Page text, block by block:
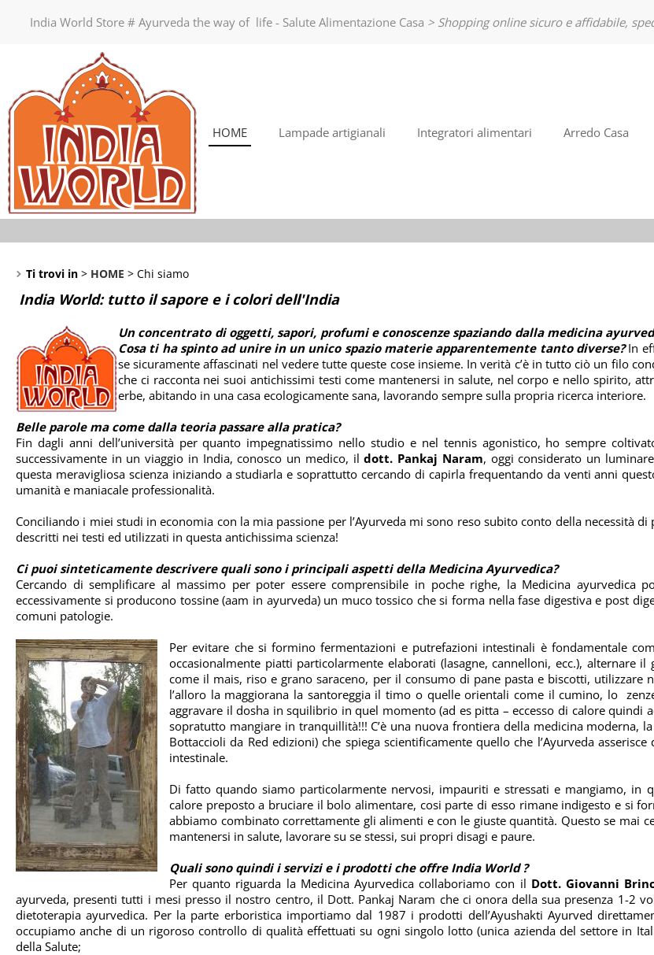
India World Store # Ayurveda the way of life - Salute Alimentazione Casa > Shopping online sicuro e affidabile,
HOME Lampade artigianali Integratori alimentari Arredo Casa
Ti trovi in HOME Chi siamo
India World: tutto il sapore e i colori dell'India
Un concentrato di oggetti, sapori, profumi e conoscenze spaziando dalla medicina
Cosa ti ha spinto ad unire in un unico spazio materie apparentemente tanto diverse?In
se sicuramente affascinati nel vedere tutte queste cose insieme. In verità c’è in tutto ciò un filo
che ci racconta nei suoi antichissimi testi come mantenersi in salute, nel corpo e nello spirito,
erbe, abitando in una casa ecologicamente sana, lavorando sempre sulla propria ricerca interiore.
Belle parole ma come dalla teoria passare alla pratica?
Fin dagli anni dell’università per quanto impegnatissimo nello studio e nel tennis agonistico, ho sempre
successivamente in un viaggio in India, conosco un medico, ildott. Pankaj Naram, oggi considerato un
questa meravigliosa scienza iniziando a studiarla e soprattutto cercando di capirla frequentando da venti anni
umanità e maniacale professionalità.
Conciliando i miei studi in economia con la mia passione per l’Ayurveda mi sono reso subito conto della necessità
descritti nei testi ed utilizzati in questa antichissima scienza!
Ci puoi sinteticamente descrivere quali sono i principali aspetti della Medicina Ayurvedica?
Cercando di semplificare al massimo per poter essere comprensibile in poche righe, la Medicina ayurvedica
eccessivamente si producono tossine (aam in ayurveda) un muco tossico che si forma nella fase digestiva e post
comuni patologie.
Per evitare che si formino fermentazioni e putrefazioni intestinali è fondamentale
occasionalmente piatti particolarmente elaborati (lasagne, cannelloni, ecc.), alternare
come il mais, riso e grano saraceno, per il consumo di pane pasta e biscotti,
l’alloro la maggiorana la santoreggia il timo o quelle orientali come il cumino, lo
aggravare il dosha in squilibrio in quel momento (ad es pitta – eccesso di calore quindi
sopratutto mangiare in tranquillità!!! C’è una nuova frontiera della medicina moderna,
Bottaccioli da Red edizioni) che spiega scientificamente quello che l’Ayurveda
intestinale.
Di fatto quando siamo particolarmente nervosi, impauriti e stressati e mangiamo,
calore preposto a bruciare il bolo alimentare, cosi parte di esso rimane indigesto e si
abbiamo combinato correttamente gli alimenti e con le giuste quantità. Questo se mai
mantenersi in salute, lavorare su se stessi, sui propri disagi e paure.
Quali sono quindi i servizi e i prodotti che offre India World ?
Per quanto riguarda la Medicina Ayurvedica collaboriamo con il Dott. Giovanni
ayurveda, presenti tutti i mesi presso il nostro centro, il Dott. Pankaj Naram che ci onora della sua presenza 1-2
dietoterapia ayurvedica. Per la parte erboristica importiamo dal 1987 i prodotti dell’Ayushakti Ayurved
occupiamo anche di un rigoroso controllo di qualità effettuati su ogni singolo lotto (unica azienda del settore in
della Salute;